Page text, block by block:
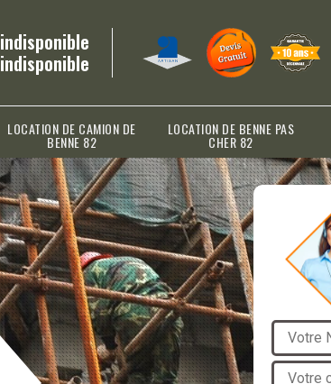
indisponible
indisponible
LOCATION DE CAMION DE
BENNE 82
LOCATION DE BENNE PAS
CHER 82